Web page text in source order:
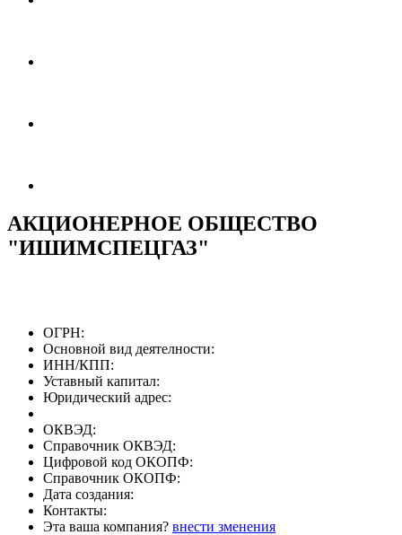
АКЦИОНЕРНОЕ ОБЩЕСТВО
"ИШИМСПЕЦГАЗ"
ОГРН:
Основной вид деятелности:
ИНН/КПП:
Уставный капитал:
Юридический адрес:
ОКВЭД:
Справочник ОКВЭД:
Цифровой код ОКОПФ:
Справочник ОКОПФ:
Дата создания:
Контакты:
Эта ваша компания? внести зменения